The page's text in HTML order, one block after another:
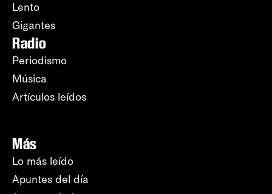
Lento
Gigantes
Radio
Periodismo
Música
Artículos leídos
Más
Lo más leído
Apuntes del día